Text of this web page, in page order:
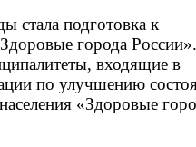
стала подготовка к
города России».
входящие в
по улучшению
«Здоровые